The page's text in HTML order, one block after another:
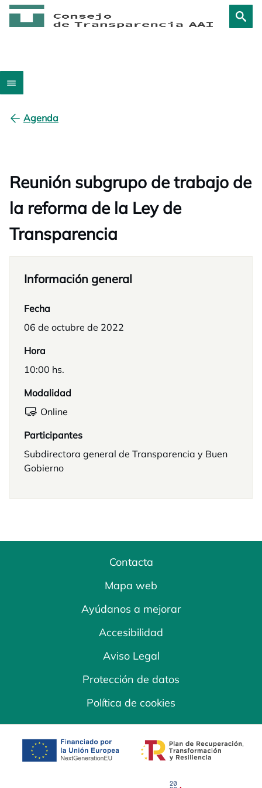
Agenda
Reunión subgrupo de trabajo de
la reforma de la Ley de
Transparencia
Información general
Fecha
06 de octubre de 2022
Hora
10:00 hs.
Modalidad
Online
Participantes
Subdirectora general de Transparencia y Buen
Gobierno
Contacta
Mapa web
Ayúdanos a mejorar
Accesibilidad
Aviso Legal
Protección de datos
Política de cookies
se abre en una pestaña nuevase abre en una